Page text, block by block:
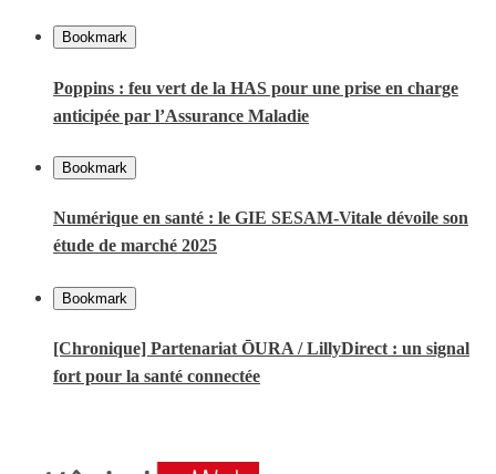
Bookmark
Poppins : feu vert de la HAS pour une prise en charge
anticipée par l’Assurance Maladie
Bookmark
Numérique en santé : le GIE SESAM-Vitale dévoile son
étude de marché 2025
Bookmark
[Chronique] Partenariat ŌURA / LillyDirect : un signal
fort pour la santé connectée